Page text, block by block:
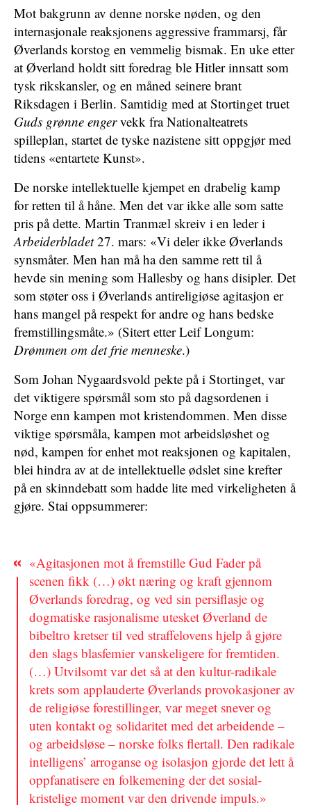
Mot bakgrunn av denne norske nøden, og den
internasjonale reaksjonens aggressive frammarsj, får
Øverlands korstog en vemmelig bismak. En uke etter
at Øverland holdt sitt foredrag ble Hitler innsatt som
tysk rikskansler, og en måned seinere brant
Riksdagen i Berlin. Samtidig med at Stortinget truet
Guds grønne engervekk fra Nationalteatrets
spilleplan, startet de tyske nazistene sitt oppgjør med
tidens «entartete Kunst».
De norske intellektuelle kjempet en drabelig kamp
for retten til å håne. Men det var ikke alle som satte
pris på dette. Martin Tranmæl skreiv i en leder i
Arbeiderbladet27. mars: «Vi deler ikke Øverlands
synsmåter. Men han må ha den samme rett til å
hevde sin mening som Hallesby og hans disipler. Det
som støter oss i Øverlands antireligiøse agitasjon er
hans mangel på respekt for andre og hans bedske
fremstillingsmåte.» (Sitert etter Leif Longum:
Drømmen om det frie menneske.)
Som Johan Nygaardsvold pekte på i Stortinget, var
det viktigere spørsmål som sto på dagsordenen i
Norge enn kampen mot kristendommen. Men disse
viktige spørsmåla, kampen mot arbeidsløshet og
nød, kampen for enhet mot reaksjonen og kapitalen,
blei hindra av at de intellektuelle ødslet sine krefter
på en skinndebatt som hadde lite med virkeligheten å
gjøre. Stai oppsummerer:
«Agitasjonen mot å fremstille Gud Fader på
scenen fikk (…) økt næring og kraft gjennom
Øverlands foredrag, og ved sin persiflasje og
dogmatiske rasjonalisme utesket Øverland de
bibeltro kretser til ved straffelovens hjelp å gjøre
den slags blasfemier vanskeligere for fremtiden.
(…) Utvilsomt var det så at den kultur-radikale
krets som applauderte Øverlands provokasjoner av
de religiøse forestillinger, var meget snever og
uten kontakt og solidaritet med det arbeidende –
og arbeidsløse – norske folks flertall. Den radikale
intelligens’ arroganse og isolasjon gjorde det lett å
oppfanatisere en folkemening der det sosial-
kristelige moment var den drivende impuls.»